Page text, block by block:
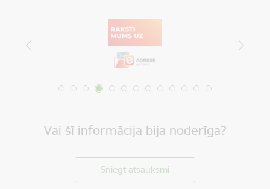
Vai šī informācija bija noderīga?
Sniegt atsauksmi